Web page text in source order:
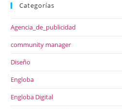
Categorías
Agencia_de_publicidad
community manager
Diseño
Engloba
Engloba Digital